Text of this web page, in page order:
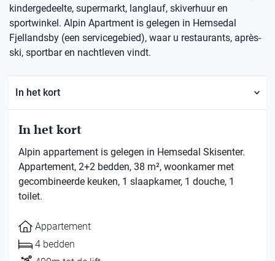
kindergedeelte, supermarkt, langlauf, skiverhuur en
sportwinkel. Alpin Apartment is gelegen in Hemsedal
Fjellandsby (een servicegebied), waar u restaurants, après-
ski, sportbar en nachtleven vindt.
In het kort
In het kort
Alpin appartement is gelegen in Hemsedal Skisenter.
Appartement, 2+2 bedden, 38 m², woonkamer met
gecombineerde keuken, 1 slaapkamer, 1 douche, 1
toilet.
Appartement
4 bedden